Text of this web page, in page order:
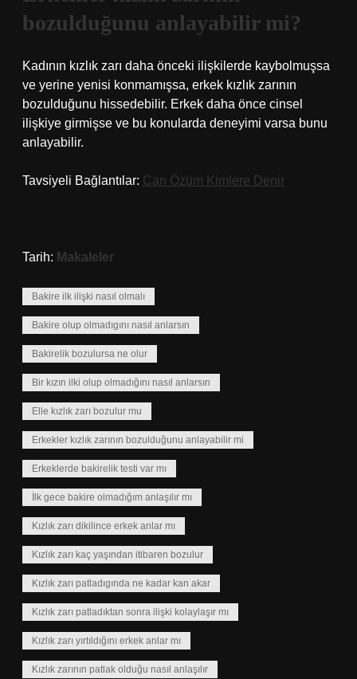
bozulduğunu anlayabilir mi?
Kadının kızlık zarı daha önceki ilişkilerde kaybolmuşsa
ve yerine yenisi konmamışsa, erkek kızlık zarının
bozulduğunu hissedebilir. Erkek daha önce cinsel
ilişkiye girmişse ve bu konularda deneyimi varsa bunu
anlayabilir.
Tavsiyeli Bağlantılar: Can Özüm Kimlere Denir
Tarih: Makaleler
Bakire ilk ilişki nasıl olmalı
Bakire olup olmadıgını nasıl anlarsın
Bakirelik bozulursa ne olur
Bir kızın ilki olup olmadığını nasıl anlarsın
Elle kızlık zarı bozulur mu
Erkekler kızlık zarının bozulduğunu anlayabilir mi
Erkeklerde bakirelik testi var mı
İlk gece bakire olmadığım anlaşılır mı
Kızlık zarı dikilince erkek anlar mı
Kızlık zarı kaç yaşından itibaren bozulur
Kızlık zarı patladıgında ne kadar kan akar
Kızlık zarı patladıktan sonra ilişki kolaylaşır mı
Kızlık zarı yırtıldığını erkek anlar mı
Kızlık zarının patlak olduğu nasıl anlaşılır